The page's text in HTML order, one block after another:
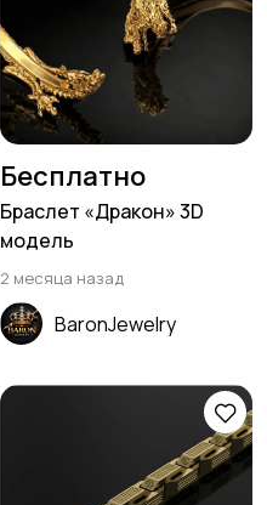
Бесплатно
Браслет «Дракон» 3D
модель
2 месяца назад
BaronJewelry